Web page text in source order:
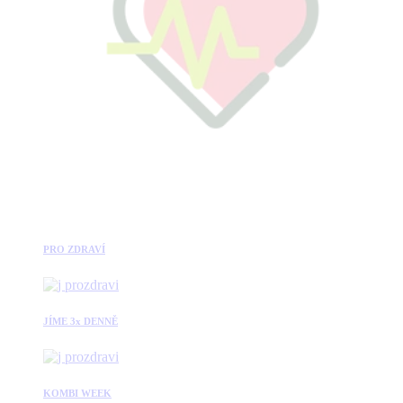
PRO ZDRAVÍ
JÍME 3x DENNĚ
KOMBI WEEK